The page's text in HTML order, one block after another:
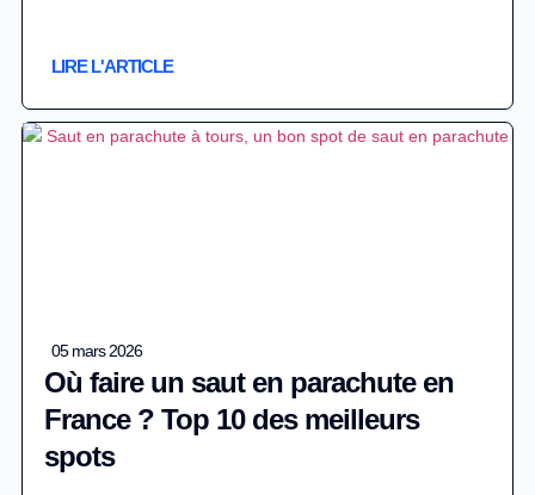
LIRE L'ARTICLE
05 mars 2026
Où faire un saut en parachute en
France ? Top 10 des meilleurs
spots